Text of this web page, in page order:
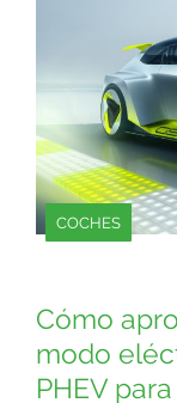
COCHES
Cómo
modo
PHEV